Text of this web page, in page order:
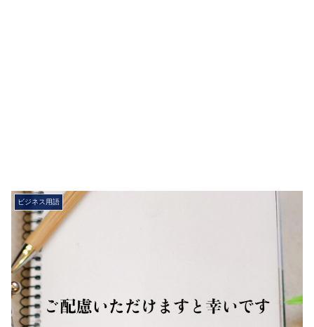
ビジネス用語